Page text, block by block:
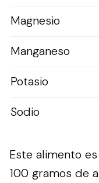
Magnesio
Manganeso
Potasio
Sodio
Este alimento
100 gramos de